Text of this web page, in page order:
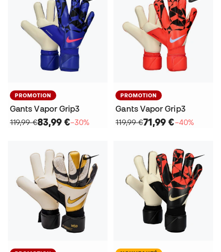
PROMOTION
Gants Vapor Grip3
119,99 €83,99 €−30%
PROMOTION
Gants Vapor Grip3
119,99 €71,99 €−40%